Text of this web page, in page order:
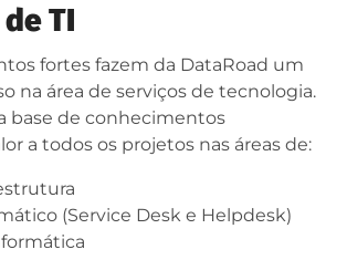
TI
fortes fazem da DataRoad um
na área de serviços de tecnologia.
base de conhecimentos
a todos os projetos nas áreas de:
(Service Desk e Helpdesk)